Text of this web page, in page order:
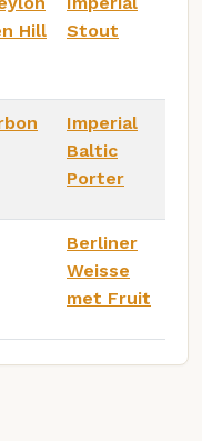
Hill
Stout
Imperial
Baltic
Porter
Berliner
Weisse
met Fruit